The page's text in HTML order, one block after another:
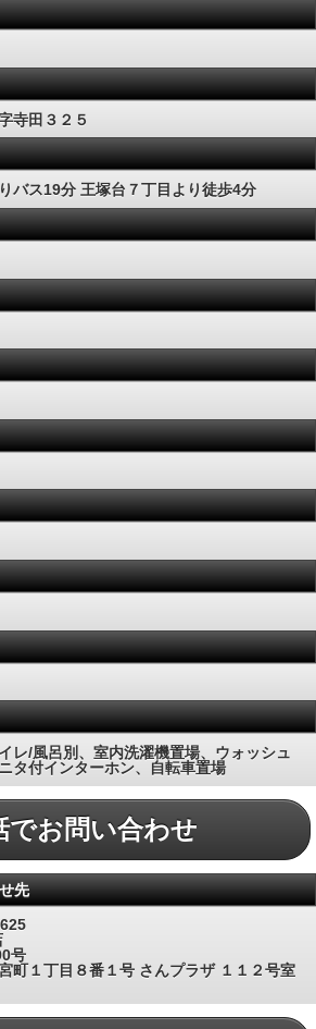
寺田３２５
バス19分 王塚台７丁目より徒歩4分
レ/風呂別、室内洗濯機置場、ウォッシュ
タ付インターホン、自転車置場
でお問い合わせ
先
号
町１丁目８番１号 さんプラザ １１２号室